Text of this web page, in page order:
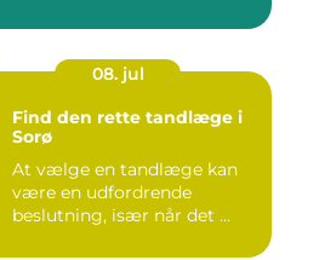
08. jul
Find den rette tandlæge i
Sorø
At vælge en tandlæge kan
være en udfordrende
beslutning, især når det ...